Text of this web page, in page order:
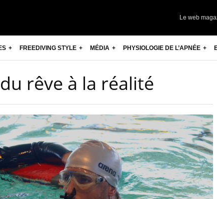
Le web
FREEDIVING STYLE MÉDIA PHYSIOLOGIE DE L’APNÉE
rêve à la réalité